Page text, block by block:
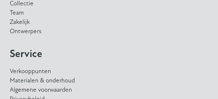
Collectie
Team
Zakelijk
Ontwerpers
Service
Verkooppunten
Materialen & onderhoud
Algemene voorwaarden